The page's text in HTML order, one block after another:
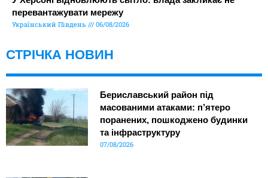
перевантажувати мережу
Український Південь 06/08/2026
СТРІЧКА НОВИН
Бериславський район під
масованими атаками: п’ятеро
поранених, пошкоджено будинки
та інфраструктуру
07/08/2026